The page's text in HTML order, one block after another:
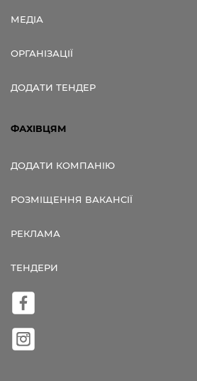
МЕДІА
ОРГАНІЗАЦІЇ
ДОДАТИ ТЕНДЕР
ФАХІВЦЯМ
ДОДАТИ КОМПАНІЮ
РОЗМІЩЕННЯ ВАКАНСІЇ
РЕКЛАМА
ТЕНДЕРИ